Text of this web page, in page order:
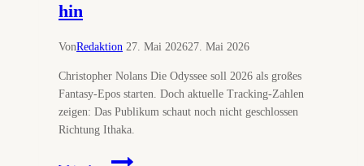
hin
VonRedaktion 27. Mai 202627. Mai 2026
Christopher Nolans Die Odyssee soll 2026 als großes
Fantasy-Epos starten. Doch aktuelle Tracking-Zahlen
zeigen: Das Publikum schaut noch nicht geschlossen
Richtung Ithaka.
Nolans